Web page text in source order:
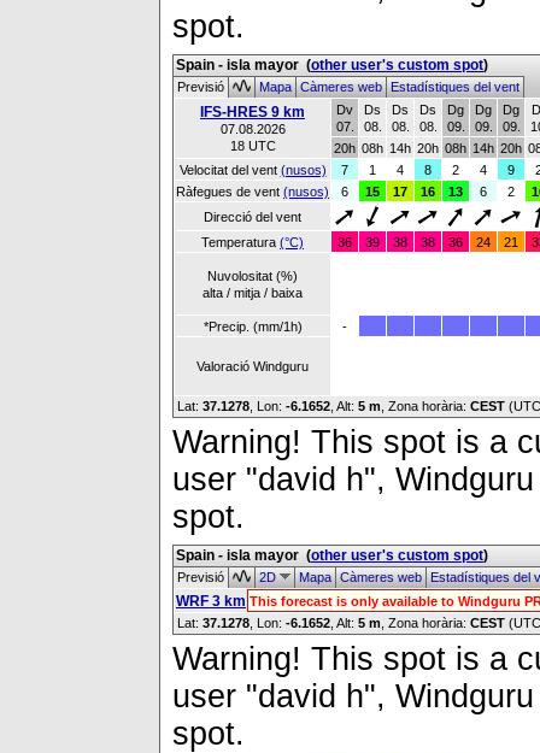
spot.
Spain - isla mayor (other user's custom spot)
Previsió MapaCàmeres webEstadístiques del vent
IFS-HRES 9 km
07.08.2026
18 UTC
Dv
07.
Ds
08.
Ds
08.
Ds
08.
Dg
09.
Dg
09.
Dg
09.
20h 08h 14h 20h 08h 14h 20h
Velocitat del vent (nusos) 7 1 4 8 2 4 9
Ràfegues de vent (nusos) 6 15 17 16 13 6 2
Direcció del vent
Temperatura (°C) 36 39 38 38 36 24 21
Nuvolositat (%)
alta / mitja / baixa
*Precip. (mm/1h) -
Valoració Windguru
Lat: 37.1278 , Lon: -6.1652 Alt: 5 m , Zona horària: CEST
Warning! This spot is a
user "david h",
spot.
Spain - isla mayor (other user's custom spot)
Previsió 2D MapaCàmeres webEstadístiques del
WRF 3 km This forecast is only available to Windguru
Lat: 37.1278 , Lon: -6.1652 Alt: 5 m , Zona horària: CEST
Warning! This spot is a
user "david h",
spot.